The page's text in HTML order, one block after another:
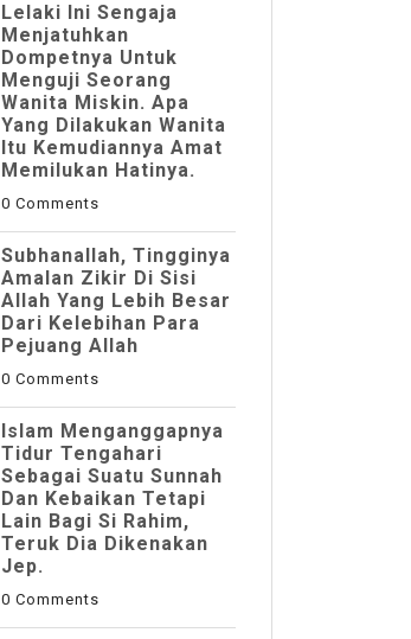
Lelaki Ini Sengaja
Menjatuhkan
Dompetnya Untuk
Menguji Seorang
Wanita Miskin. Apa
Yang Dilakukan Wanita
Itu Kemudiannya Amat
Memilukan Hatinya.
0 Comments
Subhanallah, Tingginya
Amalan Zikir Di Sisi
Allah Yang Lebih Besar
Dari Kelebihan Para
Pejuang Allah
0 Comments
Islam Menganggapnya
Tidur Tengahari
Sebagai Suatu Sunnah
Dan Kebaikan Tetapi
Lain Bagi Si Rahim,
Teruk Dia Dikenakan
Jep.
0 Comments